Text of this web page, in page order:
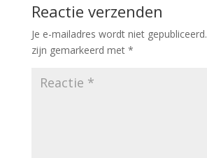
Reactie verzenden
Je e-mailadres wordt niet gepubliceerd.
zijn gemarkeerd met *